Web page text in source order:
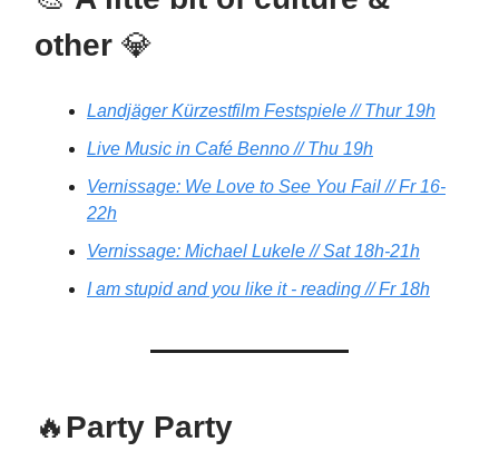
other 💎
Landjäger Kürzestfilm Festspiele // Thur 19h
Live Music in Café Benno // Thu 19h
Vernissage: We Love to See You Fail // Fr 16-
22h
Vernissage: Michael Lukele // Sat 18h-21h
I am stupid and you like it - reading // Fr 18h
🔥Party Party